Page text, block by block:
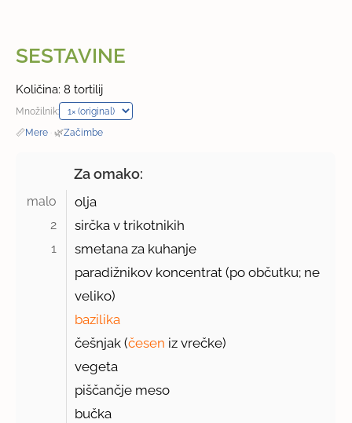
SESTAVINE
Količina: 8 tortilij
Množilnik:
📏Mere · 🌿Začimbe
Za omako:
malo olja
2 sirčka v trikotnikih
1
smetana za kuhanje
paradižnikov koncentrat (po občutku; ne
veliko)
bazilika
češnjak (česen iz vrečke)
vegeta
piščančje meso
bučka